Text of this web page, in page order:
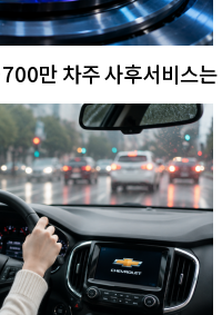
만 차주 사후서비스는